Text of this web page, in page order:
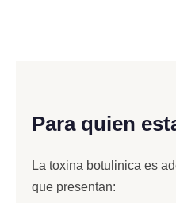
Para quien
La toxina botulinica es
que presentan: